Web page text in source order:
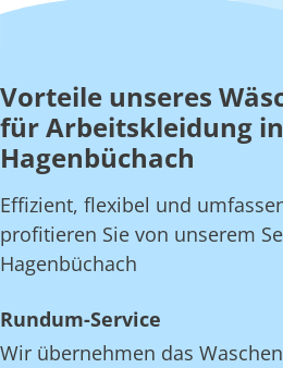
Vorteile unseres
für Arbeitskleidung in
Hagenbüchach
Effizient, flexibel und
profitieren Sie von unserem
Hagenbüchach
Rundum-Service
Wir übernehmen das